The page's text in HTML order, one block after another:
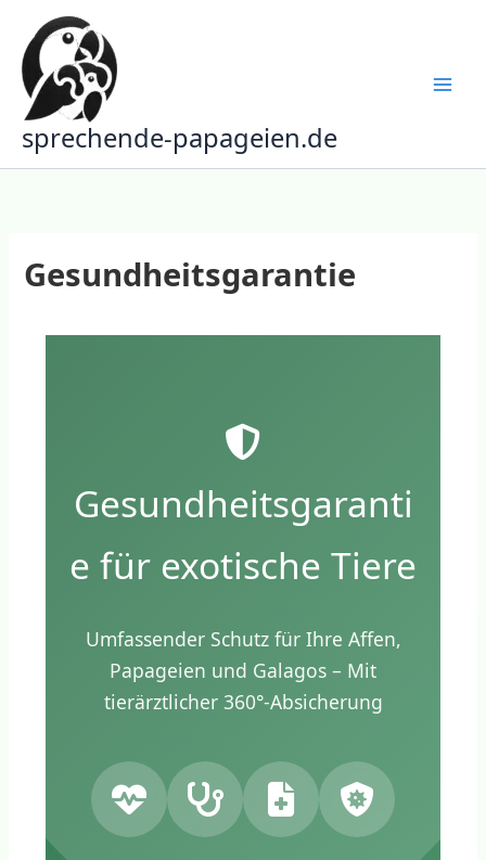
Inhalt
springen
sprechende-papageien.de
Gesundheitsgarantie
Gesundheitsgaranti
e für exotische Tiere
Umfassender Schutz für Ihre Affen,
Papageien und Galagos – Mit
tierärztlicher 360°-Absicherung